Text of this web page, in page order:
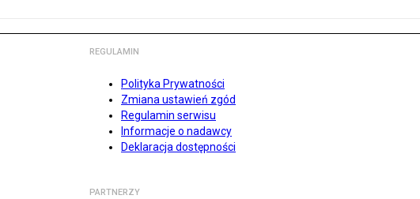
REGULAMIN
Polityka Prywatności
Zmiana ustawień zgód
Regulamin serwisu
Informacje o nadawcy
Deklaracja dostępności
PARTNERZY